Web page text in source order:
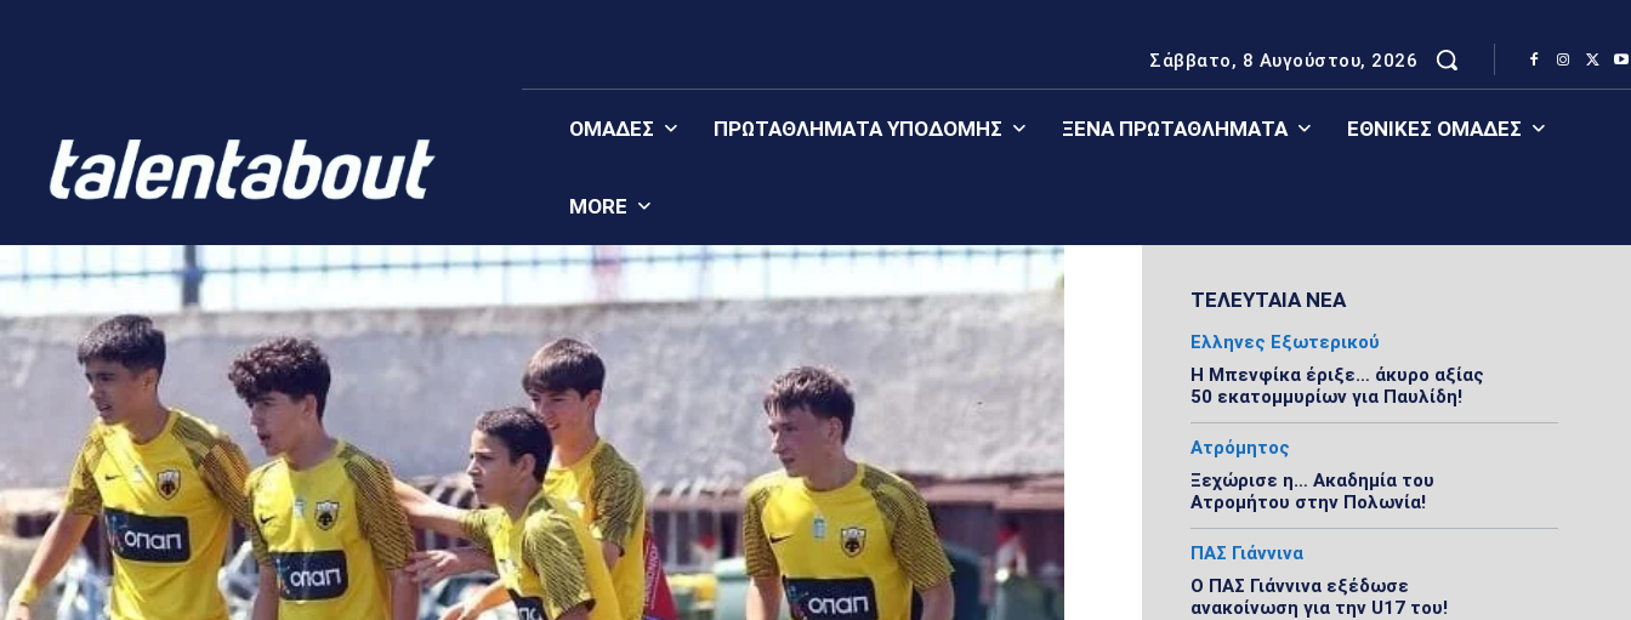
Σάββατο, 8 Αυγούστου, 2026
ΟΜΆΔΕΣ ΠΡΩΤΑΘΛΉΜΑΤΑ YΠΟΔΟΜΉΣ ΞΈΝΑ ΠΡΩΤΑΘΛΉΜΑΤΑ ΕΘΝΙΚΈΣ ΟΜΆΔΕΣ
MORE
ΤΕΛΕΥΤΑΙΑ ΝΕΑ
Ελληνες Εξωτερικού
Η Μπενφίκα έριξε… άκυρο αξίας
50 εκατομμυρίων για Παυλίδη!
Ατρόμητος
Ξεχώρισε η… Ακαδημία του
Ατρομήτου στην Πολωνία!
ΠΑΣ Γιάννινα
Ο ΠΑΣ Γιάννινα εξέδωσε
ανακοίνωση για την U17 του!